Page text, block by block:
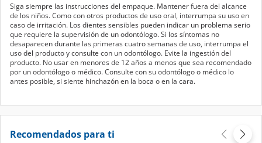
Siga siempre las instrucciones del empaque. Mantener fuera del alcance
de los niños. Como con otros productos de uso oral, interrumpa su uso en
caso de irritación. Los dientes sensibles pueden indicar un problema serio
que requiere la supervisión de un odontólogo. Si los síntomas no
desaparecen durante las primeras cuatro semanas de uso, interrumpa el
uso del producto y consulte con un odontólogo. Evite la ingestión del
producto. No usar en menores de 12 años a menos que sea recomendado
por un odontólogo o médico. Consulte con su odontólogo o médico lo
antes posible, si siente hinchazón en la boca o en la cara.
Recomendados para ti